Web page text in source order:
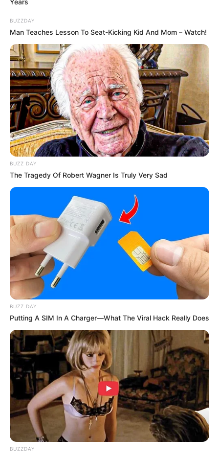
Detail
Judul: Urban Myths: Tooth Worms / 서울괴담
Judul lain: Seoul Ghost Story / Seoul Horror Stories / Seoul
Ghost Tale / A Ghost Story / Ghost Story 2 / Seoul Goedam /
Seoulgoedam / Doshi Goedam 2 / Goedam 2
Genre: Horor, Misteri
Negara: Korea Selatan
Sutradara: Hong Won Ki
Produser: –
Penulis Naskah: –
Rumah Produksi: Johnny Bros., Megabox JoongAng PlusM
Jumlah Episode: –
Masa Tayang: Mulai 27 April 2022
Jadwal Tayang: –
Years
BUZZDAY
Man Teaches Lesson To Seat-Kicking Kid And Mom – Watch!
BUZZ DAY
The Tragedy Of Robert Wagner Is Truly Very Sad
BUZZ DAY
Putting A SIM In A Charger—What The Viral Hack Really Does
BUZZDAY